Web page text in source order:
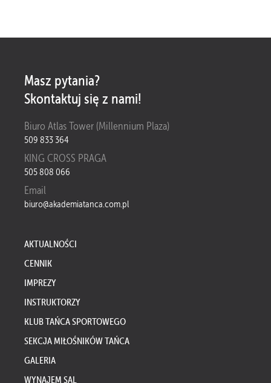
Masz pytania?
Skontaktuj się z nami!
Biuro Atlas Tower (Millennium Plaza)
509 833 364
KING CROSS PRAGA
505 808 066
Email
biuro@akademiatanca.com.pl
AKTUALNOŚCI
CENNIK
IMPREZY
INSTRUKTORZY
KLUB TAŃCA SPORTOWEGO
SEKCJA MIŁOŚNIKÓW TAŃCA
GALERIA
WYNAJEM SAL